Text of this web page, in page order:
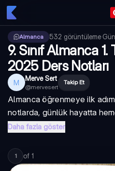
Almanca 532 görüntüleme·
9. Sınıf Almanca
2025 Ders Notları
M Merve Sert
@mervesert
Takip Et
Almanca öğrenmeye ilk
notlarda, günlük hayatta
Daha fazla göster
1 of 1